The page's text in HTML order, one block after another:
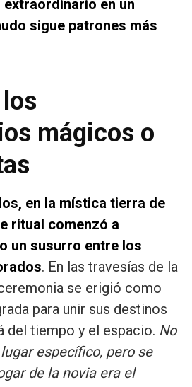
extraordinario en un
sigue patrones más
mágicos o
en la mística tierra de
ritual comenzó a
un susurro entre los
. En las travesías de la
se erigió como
para unir sus destinos
del tiempo y el espacio. No
específico, pero se
de la novia era el